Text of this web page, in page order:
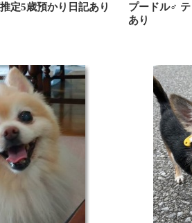
定5歳預かり日記あり
プードル♂
あり